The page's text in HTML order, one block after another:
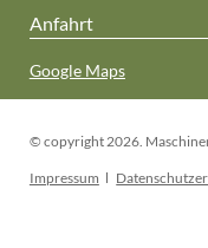
Anfahrt
Google Maps
© copyright 2026.
Navigation
Impressum